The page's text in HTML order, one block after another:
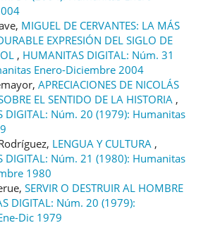
MIGUEL DE CERVANTES: LA MÁS
EXPRESIÓN DEL SIGLO DE
, HUMANITAS DIGITAL: Núm. 31
Enero-Diciembre 2004
APRECIACIONES DE NICOLÁS
EL SENTIDO DE LA HISTORIA ,
DIGITAL: Núm. 20 (1979): Humanitas
LENGUA Y CULTURA ,
DIGITAL: Núm. 21 (1980): Humanitas
1980
SERVIR O DESTRUIR AL HOMBRE
DIGITAL: Núm. 20 (1979):
Dic 1979